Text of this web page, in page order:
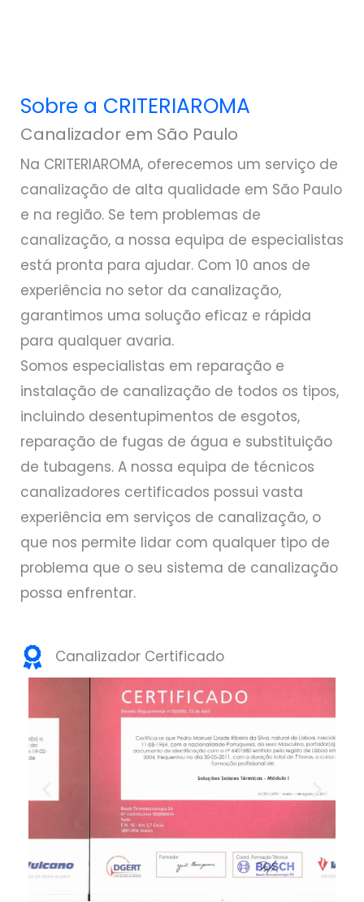
Sobre a CRITERIAROMA
Canalizador em São Paulo
Na CRITERIAROMA, oferecemos um serviço de
canalização de alta qualidade em São Paulo
e na região. Se tem problemas de
canalização, a nossa equipa de especialistas
está pronta para ajudar. Com 10 anos de
experiência no setor da canalização,
garantimos uma solução eficaz e rápida
para qualquer avaria.
Somos especialistas em reparação e
instalação de canalização de todos os tipos,
incluindo desentupimentos de esgotos,
reparação de fugas de água e substituição
de tubagens. A nossa equipa de técnicos
canalizadores certificados possui vasta
experiência em serviços de canalização, o
que nos permite lidar com qualquer tipo de
problema que o seu sistema de canalização
possa enfrentar.
Canalizador Certificado